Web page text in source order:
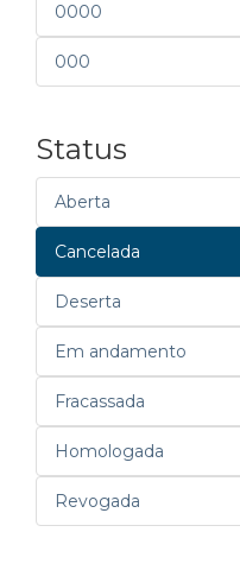
0000
000
Status
Aberta
Cancelada
Deserta
Em andamento
Fracassada
Homologada
Revogada